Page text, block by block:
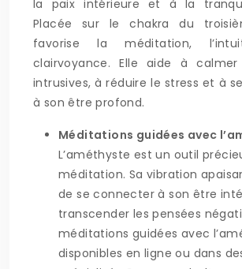
la paix intérieure et à la
Placée sur le chakra du
favorise la méditation,
clairvoyance. Elle aide à
intrusives, à réduire le stress et à
à son être profond.
Méditations guidées avec
L’améthyste est un outil
méditation. Sa vibration
de se connecter à son être
transcender les pensées
méditations guidées avec
disponibles en ligne ou dans